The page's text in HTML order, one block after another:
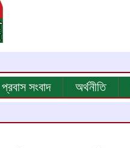
প্রবাস সংবাদ অর্থনীতি